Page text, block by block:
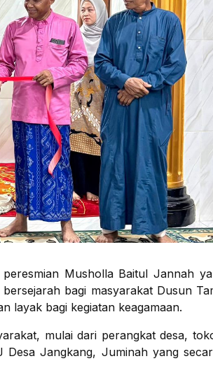
Musholla Baitul Jannah
bagi masyarakat Dusun
layak bagi kegiatan keagamaan.
mulai dari perangkat desa,
Jangkang, Juminah yang